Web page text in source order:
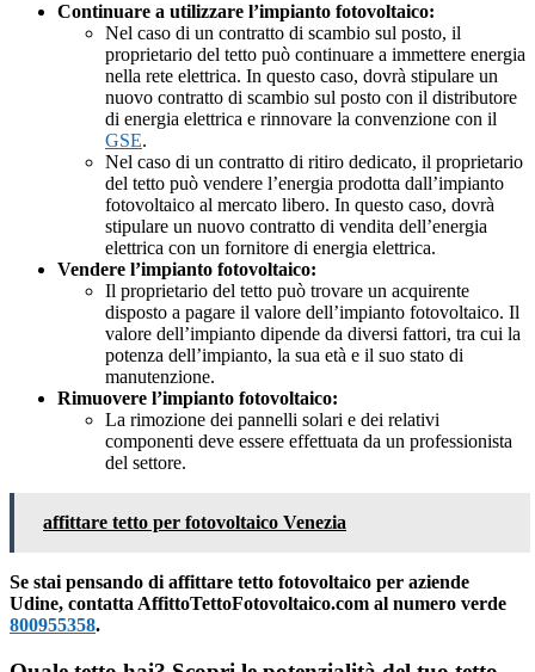
Continuare a utilizzare l’impianto fotovoltaico:
Nel caso di un contratto di scambio sul posto, il
proprietario del tetto può continuare a immettere energia
nella rete elettrica. In questo caso, dovrà stipulare un
nuovo contratto di scambio sul posto con il distributore
di energia elettrica e rinnovare la convenzione con il
GSE.
Nel caso di un contratto di ritiro dedicato, il proprietario
del tetto può vendere l’energia prodotta dall’impianto
fotovoltaico al mercato libero. In questo caso, dovrà
stipulare un nuovo contratto di vendita dell’energia
elettrica con un fornitore di energia elettrica.
Vendere l’impianto fotovoltaico:
Il proprietario del tetto può trovare un acquirente
disposto a pagare il valore dell’impianto fotovoltaico. Il
valore dell’impianto dipende da diversi fattori, tra cui la
potenza dell’impianto, la sua età e il suo stato di
manutenzione.
Rimuovere l’impianto fotovoltaico:
La rimozione dei pannelli solari e dei relativi
componenti deve essere effettuata da un professionista
del settore.
affittare tetto per fotovoltaico Venezia
Se stai pensando di affittare tetto fotovoltaico per aziende
Udine, contatta AffittoTettoFotovoltaico.com al numero verde
800955358.